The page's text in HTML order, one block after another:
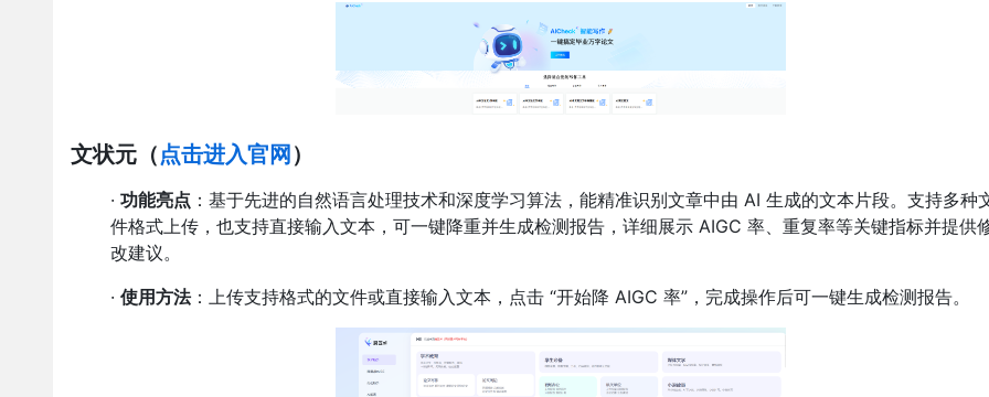
文状元 （点击进入官网 ）
· 功能亮点 ：基于先进的自然语言处理技术和深度学习算法，能精准识别文章中由 AI 生成的文本片段。支持多种
件格式上传，也支持直接输入文本，可一键降重并生成检测报告，详细展示 AIGC 率、重复率等关键指标并提供
改建议。
· 使用方法：上传支持格式的文件或直接输入文本，点击 “开始降 AIGC 率”，完成操作后可一键生成检测报告。